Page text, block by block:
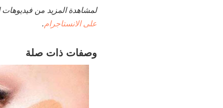
لمشاهدة المزيد من فيديوهات
على الانستاجرام.
وصفات ذات صلة